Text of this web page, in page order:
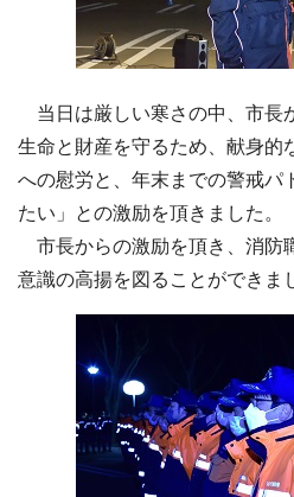
当日は厳しい寒さの中、市長
生命と財産を守るため、献身的
への慰労と、年末までの警戒パ
たい」との激励を頂きました。
市長からの激励を頂き、消防
意識の高揚を図ることができま